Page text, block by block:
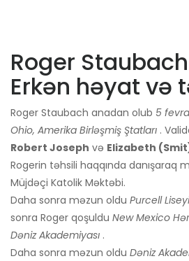
Roger
Erkən həyat və
Roger Staubach anadan olub 5
Ohio, Amerika Birləşmiş Ştatları .
Robert Joseph və Elizabeth
Rogerin təhsili haqqında danışaraq
Müjdəçi Katolik Məktəbi.
Daha sonra məzun oldu Purcell Liseyi
sonra Roger qoşuldu New Mexico
Dəniz Akademiyası .
Daha sonra məzun oldu Dəniz